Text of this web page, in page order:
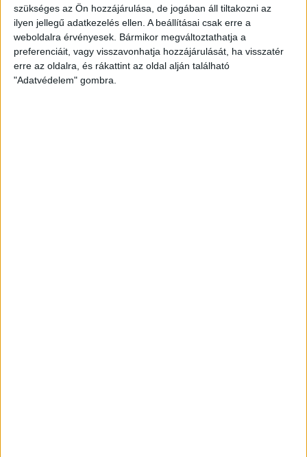
szükséges az Ön hozzájárulása, de jogában áll tiltakozni az
ilyen jellegű adatkezelés ellen. A beállításai csak erre a
weboldalra érvényesek. Bármikor megváltoztathatja a
preferenciáit, vagy visszavonhatja hozzájárulását, ha visszatér
erre az oldalra, és rákattint az oldal alján található
"Adatvédelem" gombra.